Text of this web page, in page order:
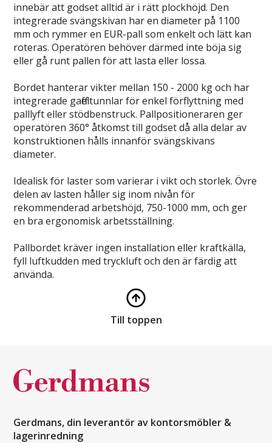
innebär att godset alltid är i rätt plockhöjd. Den
integrerade svängskivan har en diameter på 1100
mm och rymmer en EUR-pall som enkelt och lätt kan
roteras. Operatören behöver därmed inte böja sig
eller gå runt pallen för att lasta eller lossa.
Bordet hanterar vikter mellan 150 - 2000 kg och har
integrerade gaffeltunnlar för enkel förflyttning med
palllyft eller stödbenstruck. Pallpositioneraren ger
operatören 360° åtkomst till godset då alla delar av
konstruktionen hålls innanför svängskivans
diameter.
Idealisk för laster som varierar i vikt och storlek. Övre
delen av lasten håller sig inom nivån för
rekommenderad arbetshöjd, 750-1000 mm, och ger
en bra ergonomisk arbetsställning.
Pallbordet kräver ingen installation eller kraftkälla,
fyll luftkudden med tryckluft och den är färdig att
använda.
Till toppen
Gerdmans, din leverantör av kontorsmöbler &
lagerinredning